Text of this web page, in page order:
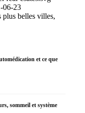
06-23
plus belles villes,
et ce que
sommeil et système